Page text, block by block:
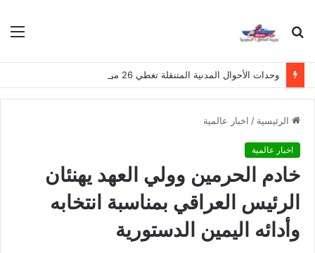
بحث
الرئيسية / اخبار عالمية
اخبار عالمية
خادم الحرمين وولي العهد يهنئان
الرئيس العراقي بمناسبة انتخابه
وأدائه اليمين الدستورية